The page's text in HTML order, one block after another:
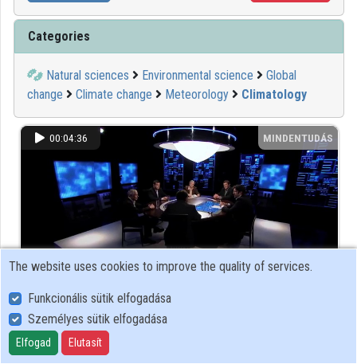
Contributors
Categories
Natural sciences Environmental science
Global
change
Climate change Meteorology Climatology
00:04:36 MINDENTUDÁS
A levegőkörnyezet változásai – éghajlatváltozás?
Rövidített változat
628 view
The website uses cookies to improve the quality of services.
Funkcionális sütik elfogadása
Személyes sütik elfogadása
Elfogad Elutasít